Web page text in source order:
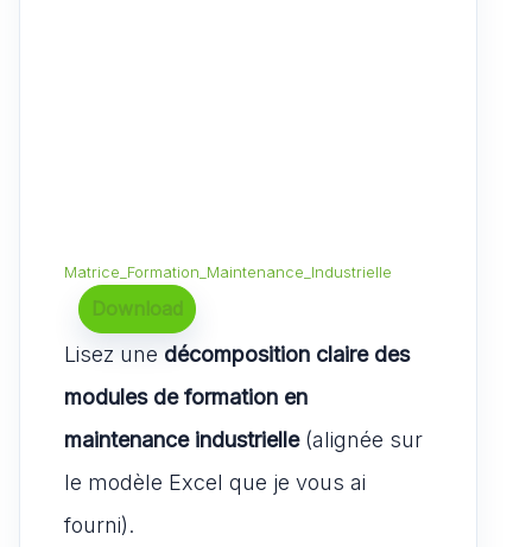
Matrice_Formation_Maintenance_Industrielle
Download
Lisez une décomposition claire des
modules de formation en
maintenance industrielle(alignée sur
le modèle Excel que je vous ai
fourni).